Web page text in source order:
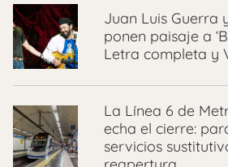
Juan Luis Guerra
ponen paisaje a
Letra completa y
La Línea 6 de
echa el cierre:
servicios